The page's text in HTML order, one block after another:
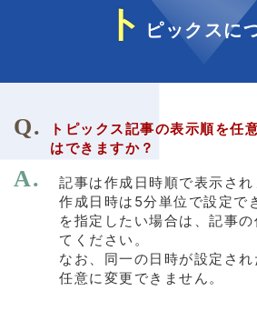
ト ピックスに
トピックス記事の表示順を任
はできますか？
記事は作成日時順で表示され
作成日時は5分単位で設定で
を指定したい場合は、記事
てください。
なお、同一の日時が設定さ
任意に変更できません。